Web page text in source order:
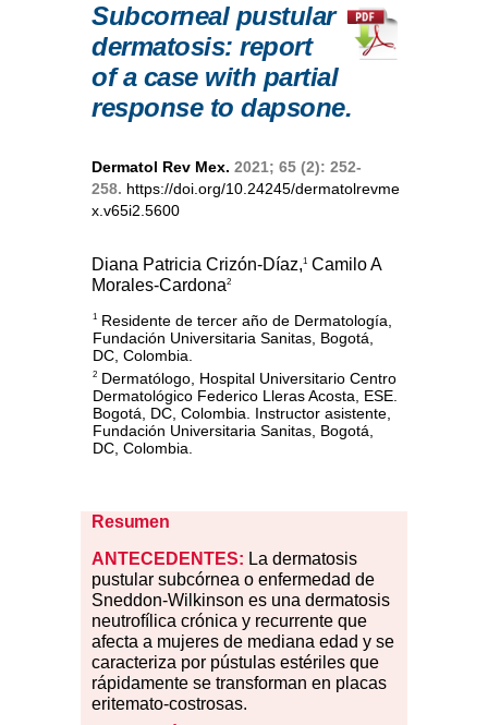
Subcorneal pustular
dermatosis: report
of a case with partial
response to dapsone.
Dermatol Rev Mex. 2021; 65 (2): 252-
258. https://doi.org/10.24245/dermatolrevme
x.v65i2.5600
Diana Patricia Crizón-Díaz,1
Camilo A
Morales-Cardona2
1 Residente de tercer año de Dermatología,
Fundación Universitaria Sanitas, Bogotá,
DC, Colombia.
2 Dermatólogo, Hospital Universitario Centro
Dermatológico Federico Lleras Acosta, ESE.
Bogotá, DC, Colombia. Instructor asistente,
Fundación Universitaria Sanitas, Bogotá,
DC, Colombia.
Resumen
ANTECEDENTES: La dermatosis
pustular subcórnea o enfermedad de
Sneddon-Wilkinson es una dermatosis
neutrofílica crónica y recurrente que
afecta a mujeres de mediana edad y se
caracteriza por pústulas estériles que
rápidamente se transforman en placas
eritemato-costrosas.